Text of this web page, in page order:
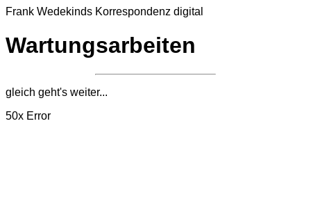
Frank Wedekinds Korrespondenz digital
Wartungsarbeiten
gleich geht's weiter...
50x Error